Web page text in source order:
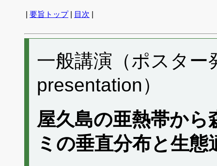
要旨トップ| 目次
一般講演（ポスタ
presentation）
屋久島の亜熱帯か
ミの垂直分布と生態